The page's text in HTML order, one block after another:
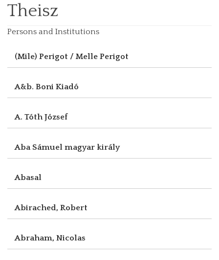
Theisz
Persons and Institutions
(Mile) Perigot / Melle Perigot
A&b. Boni Kiadó
A. Tóth József
Aba Sámuel magyar király
Abasal
Abirached, Robert
Abraham, Nicolas